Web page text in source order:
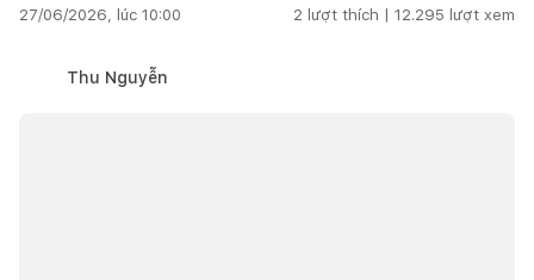
27/06/2026, lúc 10:00 2 lượt thích | 12.295 lượt xem
Thu Nguyễn